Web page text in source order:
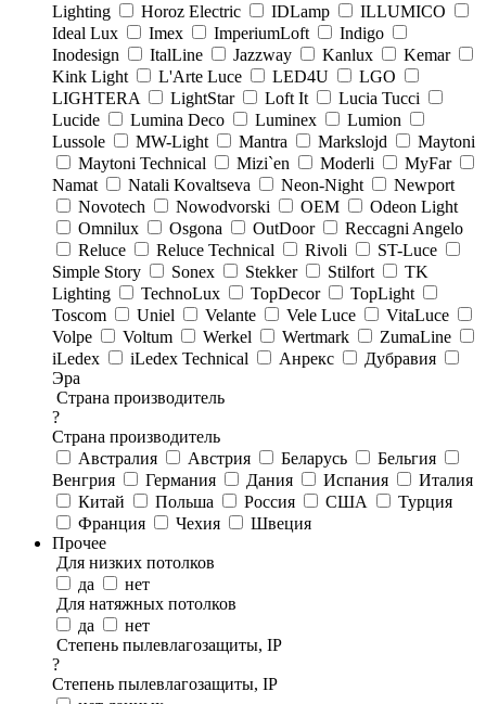
Lighting
Horoz Electric IDLamp
ILLUMICO
Ideal Lux
Imex ImperiumLoft
Indigo
Inodesign
ItalLine Jazzway Kanlux
Kemar
Kink Light
L'Arte Luce LED4U
LGO
LIGHTERA
LightStar Loft It
Lucia Tucci
Lucide
Lumina Deco Luminex
Lumion
Lussole
MW-Light Mantra Markslojd
Maytoni
Maytoni Technical
Mizi`en Moderli
MyFar
Namat
Natali Kovaltseva Neon-Night
Newport
Novotech
Nowodvorski OEM
Odeon Light
Omnilux
Osgona OutDoor
Reccagni Angelo
Reluce
Reluce Technical Rivoli
ST-Luce
Simple Story
Sonex Stekker Stilfort
TK
Lighting
TechnoLux TopDecor
TopLight
Toscom
Uniel Velante Vele Luce
VitaLuce
Volpe
Voltum Werkel Wertmark
ZumaLine
iLedex
iLedex Technical Анрекс
Дубравия
Эра
Страна производитель
?
Страна производитель
Австралия
Австрия Беларусь
Бельгия
Венгрия
Германия Дания Испания
Италия
Китай
Польша Россия США
Турция
Франция
Чехия
Швеция
Прочее
Для низких потолков
да
нет
Для натяжных потолков
да
нет
Степень пылевлагозащиты, IP
?
Степень пылевлагозащиты, IP